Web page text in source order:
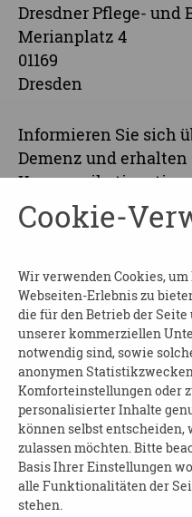
Dresdner Pflege- und
Merianplatz 4
01169
Dresden
Informieren Sie sich
Demenz und erhalten
Adressen und
Nach der
Beginn und Dauer:am
12:00 Uhr
Wo: Dresdner Pflege-
e.V., im Sachsenforum,
Kosten: frei
Anmeldung
Kompetenzaufgaben
Telefon: 0351 4166047
Cookie-
Wir verwenden Cookies,
Webseiten-Erlebnis zu
die für den Betrieb der
unserer kommerziellen
notwendig sind, sowie
anonymen
Komforteinstellungen oder
personalisierter Inhalte
können selbst entscheiden,
zulassen möchten. Bitte
Basis Ihrer Einstellungen
alle Funktionalitäten der
stehen.